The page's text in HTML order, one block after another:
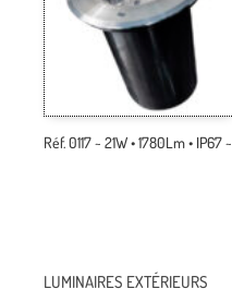
Réf. 0117 ~ 21W • 1780Lm • IP67 ~
LUMINAIRES EXTÉRIEURS